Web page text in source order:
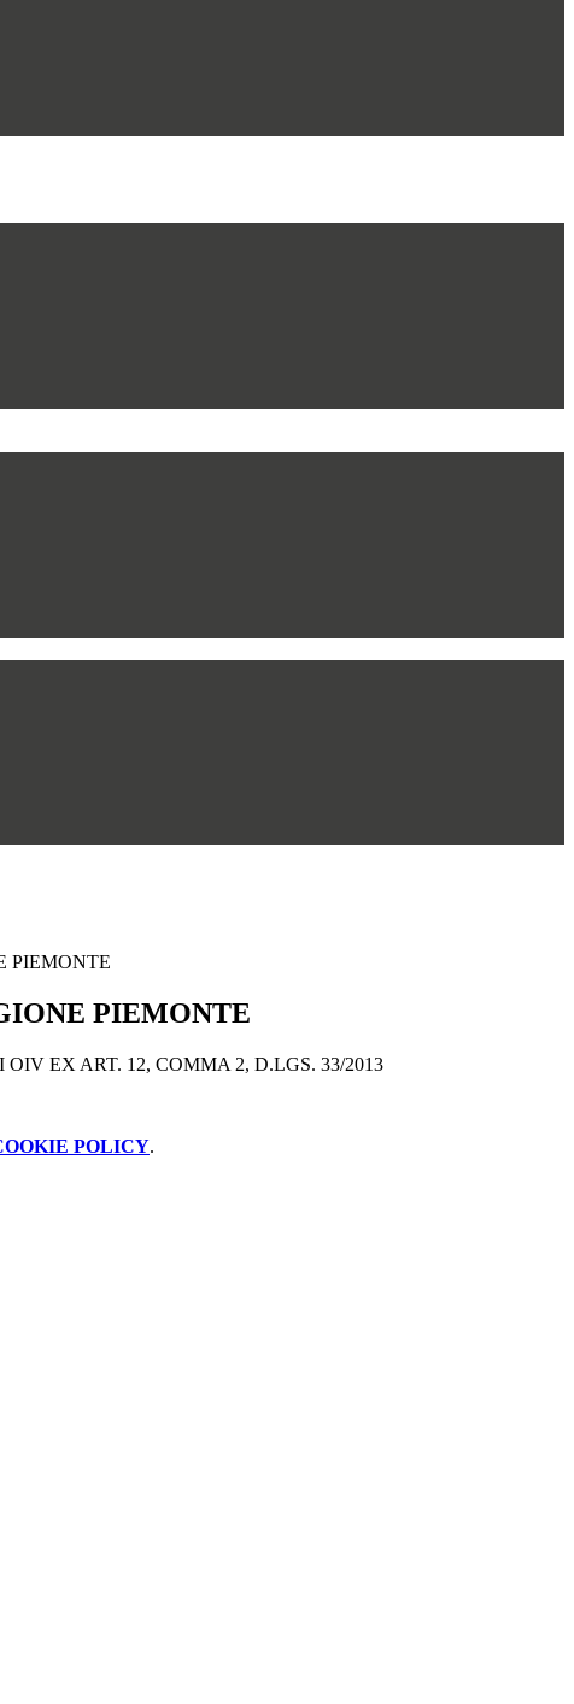
PIEMONTE
PIEMONTE
EX ART. 12, COMMA 2, D.LGS. 33/2013
POLICY.